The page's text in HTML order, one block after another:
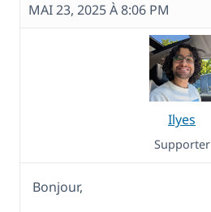
MAI 23, 2025 À 8:06 PM
Ilyes
Supporter
Bonjour,